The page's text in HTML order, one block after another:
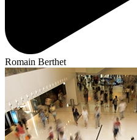
Romain Berthet